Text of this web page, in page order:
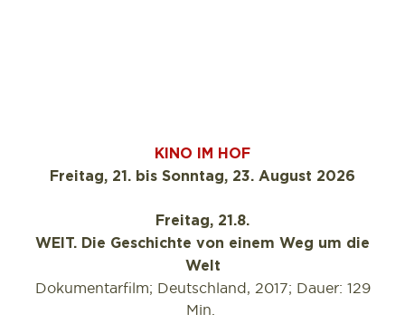
KINO IM HOF
Freitag, 21. bis Sonntag, 23. August 2026
Freitag, 21.8.
WEIT. Die Geschichte von einem Weg um die
Welt
Dokumentarfilm; Deutschland, 2017; Dauer: 129
Min.